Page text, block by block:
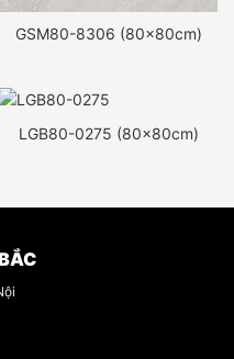
GSM80-8306 (80x80cm)
LGB80-0275 (80x80cm)